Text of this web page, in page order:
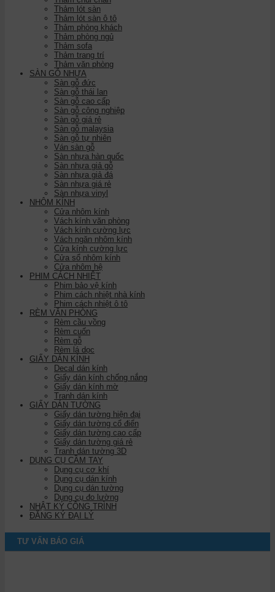
Thảm lót sàn
Thảm lót sàn ô tô
Thảm phòng khách
Thảm phòng ngủ
Thảm sofa
Thảm trang trí
Thảm văn phòng
SÀN GỖ NHỰA
Sàn gỗ đức
Sàn gỗ thái lan
Sàn gỗ cao cấp
Sàn gỗ công nghiệp
Sàn gỗ giá rẻ
Sàn gỗ malaysia
Sàn gỗ tự nhiên
Ván sàn gỗ
Sàn nhựa hàn quốc
Sàn nhựa giả gỗ
Sàn nhựa giả đá
Sàn nhựa giá rẻ
Sàn nhựa vinyl
NHÔM KÍNH
Cửa nhôm kính
Vách kính văn phòng
Vách kính cường lực
Vách ngăn nhôm kính
Cửa kính cường lực
Cửa sổ nhôm kính
Cửa nhôm hệ
PHIM CÁCH NHIỆT
Phim bảo vệ kính
Phim cách nhiệt nhà kính
Phim cách nhiệt ô tô
RÈM VĂN PHÒNG
Rèm cầu vồng
Rèm cuốn
Rèm gỗ
Rèm lá dọc
GIẤY DÁN KÍNH
Decal dán kính
Giấy dán kính chống nắng
Giấy dán kính mờ
Tranh dán kính
GIẤY DÁN TƯỜNG
Giấy dán tường hiện đại
Giấy dán tường cổ điển
Giấy dán tường cao cấp
Giấy dán tường giá rẻ
Tranh dán tường 3D
DỤNG CỤ CẦM TAY
Dụng cụ cơ khí
Dụng cụ dán kính
Dụng cụ dán tường
Dụng cụ đo lường
NHẬT KÝ CÔNG TRÌNH
ĐĂNG KÝ ĐẠI LÝ
TƯ VẤN BÁO GIÁ